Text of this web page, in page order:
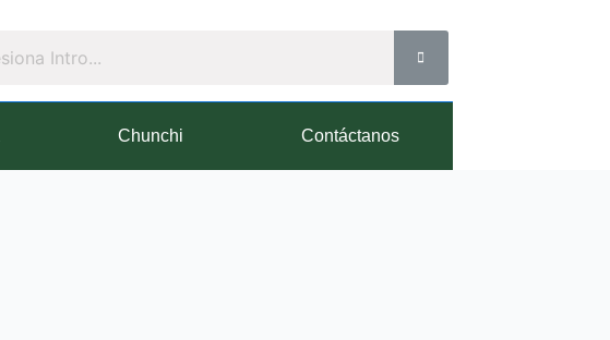
Chunchi Contáctanos